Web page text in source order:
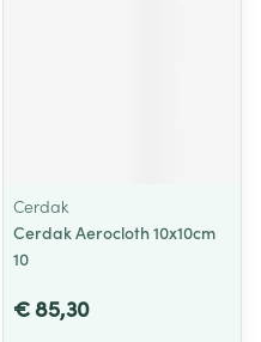
Cerdak
Cerdak Aerocloth 10x10cm
10
€ 85,30